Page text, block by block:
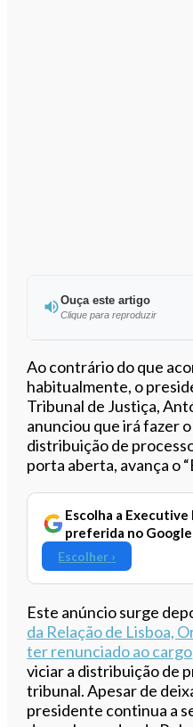
Ouça este artigo
Clique para reproduzir
Ouvir
Ao contrário do que
habitualmente, o
Tribunal de Justiça,
anunciou que irá fazer
distribuição de
porta aberta, avança o
Escolha a
preferida no Google
Escolher ›
Este anúncio surge
da Relação de Lisboa,
ter renunciado ao cargo
viciar a distribuição de
tribunal. Apesar de
presidente continua a